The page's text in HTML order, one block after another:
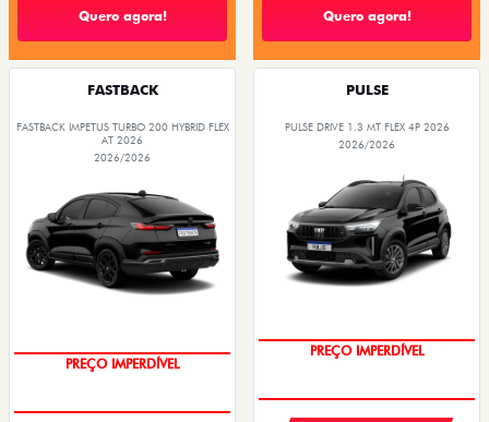
Quero agora! Quero agora!
FASTBACK
FASTBACK IMPETUS TURBO 200 HYBRID FLEX
AT 2026
2026/2026
PREÇO IMPERDÍVEL
PULSE
PULSE DRIVE 1.3 MT FLEX 4P 2026
2026/2026
PREÇO IMPERDÍVEL